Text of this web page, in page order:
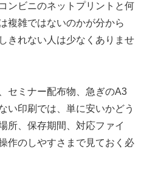
ンビニのネットプリントと何
複雑ではないのかが分から
きれない人は少なくありませ
セミナー配布物、急ぎのA3
い印刷では、単に安いかどう
所、保存期間、対応ファイ
作のしやすさまで見ておく必